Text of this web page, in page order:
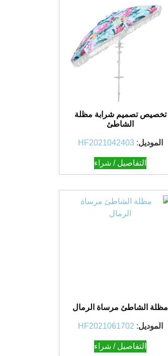
تخصيص تصميم شرابة مظلة
الشاطئ
الموديل:
HF2021042403
التفاصيل / شراء
مظلة الشاطئ مرساة الرمال
الموديل:
HF2021061702
التفاصيل / شراء